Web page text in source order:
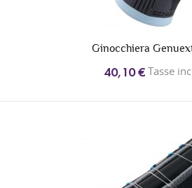
Ginocchiera
40,10 €Tasse